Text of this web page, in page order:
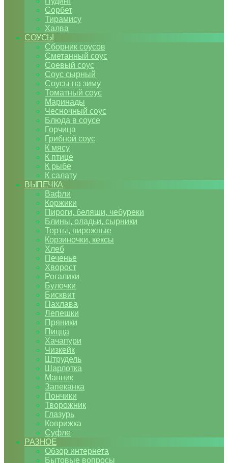
Сорбет
Тирамису
Халва
СОУСЫ
Сборник соусов
Сметанный соус
Соевый соус
Соус сырный
Соусы на зиму
Томатный соус
Маринады
Чесночный соус
Блюда в соусе
Горчица
Грибной соус
К мясу
К птице
К рыбе
К салату
ВЫПЕЧКА
Вафли
Коржики
Пироги, беляши, чебуреки
Блины, оладьи, сырники
Торты, пирожные
Корзиночки, кексы
Хлеб
Печенье
Хворост
Рогалики
Булочки
Бисквит
Пахлава
Лепешки
Пряники
Пицца
Хачапури
Чизкейк
Штрудель
Шарлотка
Манник
Запеканка
Пончики
Творожник
Глазурь
Коврижка
Суфле
РАЗНОЕ
Обзор интернета
Бытовые вопросы